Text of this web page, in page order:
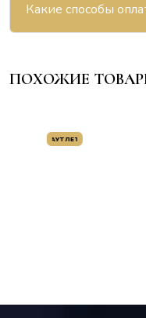
Какие способы
ПОХОЖИЕ